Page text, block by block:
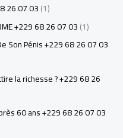
26 07 03(1)
+229 68 26 07 03(1)
Son Pénis +229 68 26 07 03
la richesse ? +229 68 26
60 ans +229 68 26 07 03